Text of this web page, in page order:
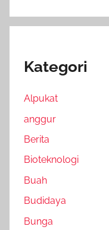
Kategori
Alpukat
anggur
Berita
Bioteknologi
Buah
Budidaya
Bunga